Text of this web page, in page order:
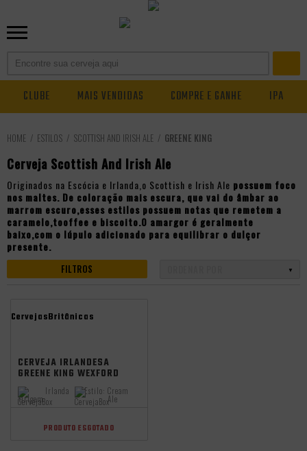
CLUBE MAIS VENDIDAS COMPRE E GANHE IPA
ESTILOS SCOTTISH AND IRISH ALE GREENE KING
Cerveja Scottish And Irish Ale
Originados na Escócia e Irlanda,o Scottish e Irish Ale possuem foco
nos maltes. De coloração mais escura, que vai do âmbar ao
marrom escuro,esses estilos possuem notas que remetem a
caramelo,tooffee e biscoito.O amargor é geralmente
baixo,com o lúpulo adicionado para equilibrar o dulçor
presente.
FILTROS
CervejasBritânicas
CERVEJA IRLANDESA
GREENE KING WEXFORD
LATA 440ML
Origem:
Irlanda Estilo: Cream
Ale
PRODUTO ESGOTADO